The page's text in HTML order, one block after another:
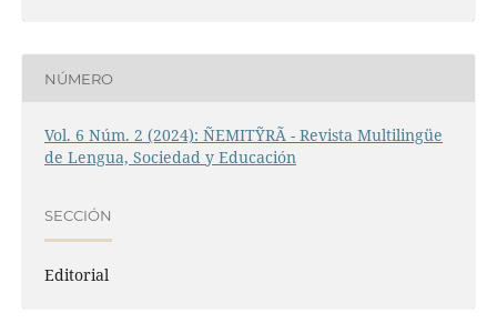
NÚMERO
Vol. 6 Núm. 2 (2024): ÑEMITỸRÃ - Revista Multilingüe
de Lengua, Sociedad y Educación
SECCIÓN
Editorial